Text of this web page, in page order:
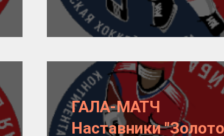
ГАЛА-МАТЧ
Наставники